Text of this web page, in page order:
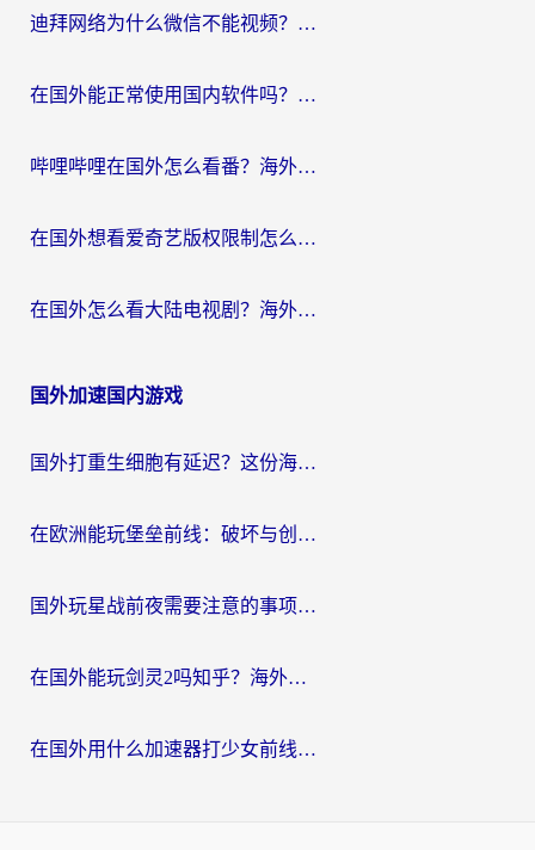
迪拜网络为什么微信不能视频？海外党必看的回国加速全攻略
在国外能正常使用国内软件吗？海外党亲测有效的无缝访问指南
哔哩哔哩在国外怎么看番？海外党追剧看片的终极解决方案
在国外想看爱奇艺版权限制怎么办？海外华人必看的追剧自由指南
在国外怎么看大陆电视剧？海外党亲测有效的解决方案
国外加速国内游戏
国外打重生细胞有延迟？这份海外畅玩国服游戏加速器终极指南请收好
在欧洲能玩堡垒前线：破坏与创造吗？海外党国服游戏不卡顿的秘密
国外玩星战前夜需要注意的事项：一份来自老玩家的网络生存指南
在国外能玩剑灵2吗知乎？海外党亲测有效的国服游戏加速指南
在国外用什么加速器打少女前线：云图计划不卡？一个老玩家的掏心分享